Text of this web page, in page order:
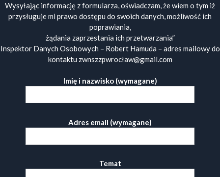
Wysyłając informację z formularza, oświadczam, że wiem o tym iż
przysługuje mi prawo dostępu do swoich danych, możliwość ich
poprawiania,
żądania zaprzestania ich przetwarzania”
Inspektor Danych Osobowych – Robert Hamuda – adres mailowy do
kontaktu zwnszzpwrocław@gmail.com
Imię i nazwisko (wymagane)
Adres email (wymagane)
Temat